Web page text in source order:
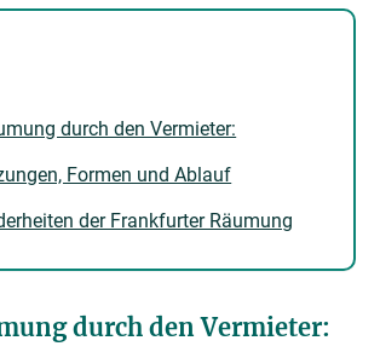
durch den Vermieter:
Formen und Ablauf
der Frankfurter Räumung
durch den Vermieter: